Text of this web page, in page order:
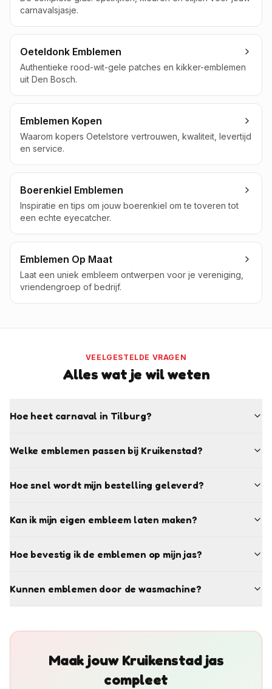
carnavalsjasje.
Oeteldonk Emblemen
Authentieke rood-wit-gele patches en kikker-emblemen
uit Den Bosch.
Emblemen Kopen
Waarom kopers Oetelstore vertrouwen, kwaliteit, levertijd
en service.
Boerenkiel Emblemen
Inspiratie en tips om jouw boerenkiel om te toveren tot
een echte eyecatcher.
Emblemen Op Maat
Laat een uniek embleem ontwerpen voor je vereniging,
vriendengroep of bedrijf.
VEELGESTELDE VRAGEN
Alles wat je wil weten
Hoe heet carnaval in Tilburg?
Welke emblemen passen bij Kruikenstad?
Hoe snel wordt mijn bestelling geleverd?
Kan ik mijn eigen embleem laten maken?
Hoe bevestig ik de emblemen op mijn jas?
Kunnen emblemen door de wasmachine?
Maak jouw Kruikenstad jas
compleet